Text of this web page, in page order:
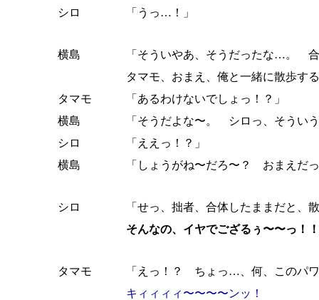
シロ
「うっ…！」
横島
「そういやあ、そうだったな…。
タマモ、おまえ、俺と一緒に散歩す
タマモ
「あるわけないでしょっ！？」
横島
「そうだよな〜。 シロっ、そうい
シロ
「ええっ！？」
横島
「しょうがね〜だろ〜？ おまえだ
シロ
「せっ、拙者、合体したままだと、
そんなの、イヤでござるぅ〜〜っ！
タマモ
「えっ！？ ちょっ…、何、このパ
キィィィィ〜〜〜〜ンッ！